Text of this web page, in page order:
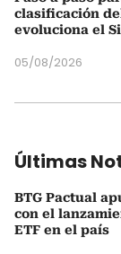
clasificación
evoluciona el
05/08/2026
Últimas
BTG Pactual
con el
ETF en el país